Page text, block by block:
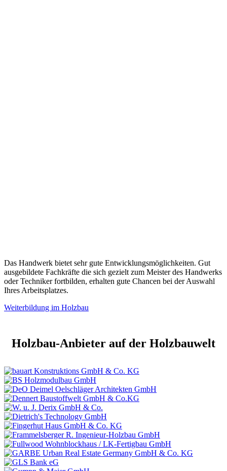
Das Handwerk bietet sehr gute Entwicklungsmöglichkeiten. Gut
ausgebildete Fachkräfte die sich gezielt zum Meister des Handwerks
oder Techniker fortbilden, erhalten gute Chancen bei der Auswahl
Ihres Arbeitsplatzes.
Weiterbildung im Holzbau
Holzbau-Anbieter auf der Holzbauwelt